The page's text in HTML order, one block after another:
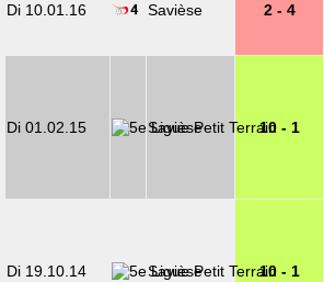
Di 10.01.16 Savièse 2 - 4
Di 01.02.15 Savièse 10 - 1
Di 19.10.14 Savièse 10 - 1